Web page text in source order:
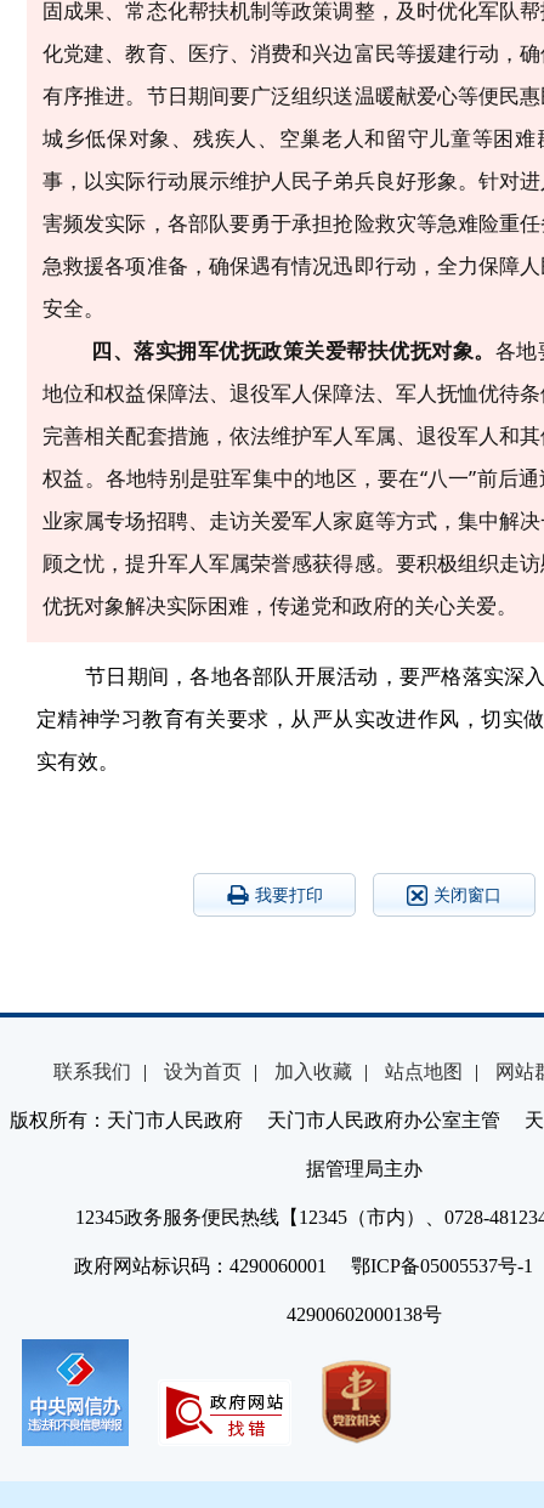
固成果、常态化帮扶机制等政策调整，及时优化军队
化党建、教育、医疗、消费和兴边富民等援建行动，
有序推进。节日期间要广泛组织送温暖献爱心等便民
城乡低保对象、残疾人、空巢老人和留守儿童等困
事，以实际行动展示维护人民子弟兵良好形象。针对
害频发实际，各部队要勇于承担抢险救灾等急难险重
急救援各项准备，确保遇有情况迅即行动，全力保障
安全。
四、落实拥军优抚政策关爱帮扶优抚对象。 各地
地位和权益保障法、退役军人保障法、军人抚恤优待
完善相关配套措施，依法维护军人军属、退役军人和
权益。各地特别是驻军集中的地区，要在“八一”前后
业家属专场招聘、走访关爱军人家庭等方式， 集中解
顾之忧 ，提升军人军属荣誉感获得感。要积极组织走访
优抚对象解决实际困难，传递党和政府的关心关爱。
节日期间，各地各部队开展活动，要严格落实深
定精神学习教育有关要求，从严从实改进作风，切实
实有效。
我要打印 关闭窗口
联系我们 | 设为首页 | 加入收藏 | 站点地图 | 网站
版权所有：天门市人民政府 天门市人民政府办公室主管 天
据管理局主办
12345政务服务便民热线【12345（市内）、0728-
政府网站标识码：4290060001 鄂ICP备05005537号
42900602000138号